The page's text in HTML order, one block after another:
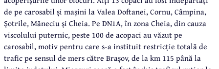
de pe carosabil și mașini la Valea Doftanei, Cornu, Câmpina,
Șotrile, Măneciu și Cheia. Pe DN1A, în zona Cheia, din cauza
viscolului puternic, peste 100 de acopaci au văzut pe
carosabil, motiv pentru care s-a instituit restricție totală de
trafic pe sensul de mers către Brașov, de la km 115 până la